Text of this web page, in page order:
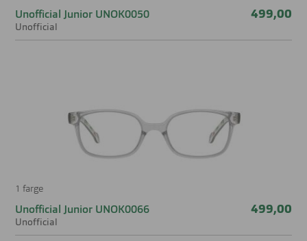
Unofficial Junior UNOK0050
Unofficial
499,00
1 farge
Unofficial Junior UNOK0066
Unofficial
499,00